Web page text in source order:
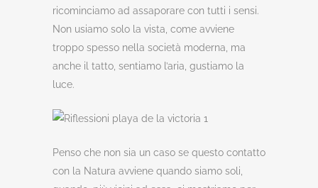
ricominciamo ad assaporare con tutti i sensi.
Non usiamo solo la vista, come avviene
troppo spesso nella società moderna, ma
anche il tatto, sentiamo l’aria, gustiamo la
luce.
Penso che non sia un caso se questo contatto
con la Natura avviene quando siamo soli,